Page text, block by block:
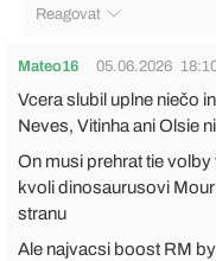
Reagovat
Mateo16 05.06.2026
Vcera slubil uplne niečo
Neves, Vitinha ani Olsie
On musi prehrat tie
kvoli dinosaurusovi
stranu
Ale najvacsi boost RM